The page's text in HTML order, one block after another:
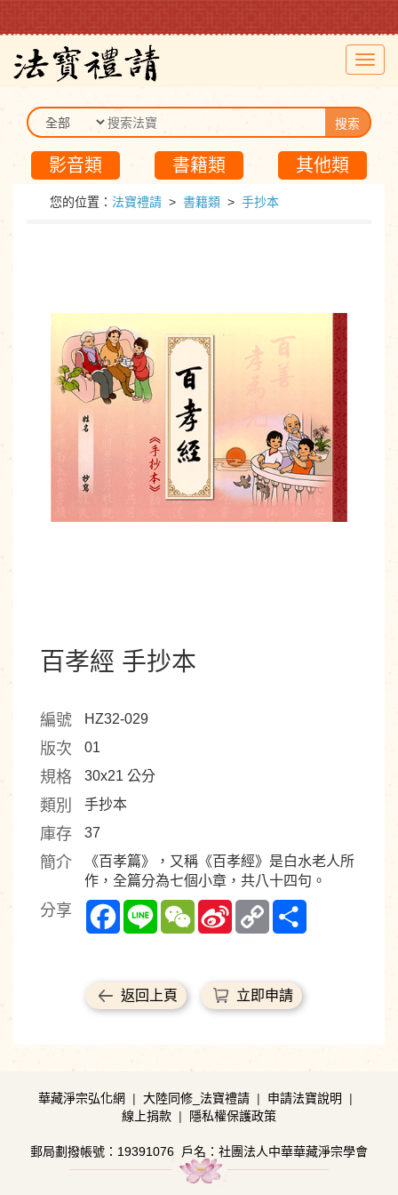
搜索
影音類 書籍類 其他類
您的位置： 法寶禮請 > 書籍類 > 手抄本
百孝經 手抄本
編號 HZ32-029
版次 01
規格 30x21 公分
類別 手抄本
庫存 37
簡介
《百孝篇》，又稱《百孝經》是白水老人所
作，全篇分為七個小章，共八十四句。
分享 Facebook
Line WeChatSina
Weibo
Copy
Link
Share
返回上頁 立即申請
華藏淨宗弘化網 | 大陸同修_法寶禮請 | 申請法寶說明
|
線上捐款 | 隱私權保護政策
郵局劃撥帳號：19391076 戶名：社團法人中華華藏淨宗學會